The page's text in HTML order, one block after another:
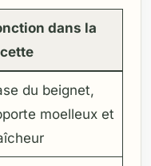
dans la
du beignet,
moelleux et